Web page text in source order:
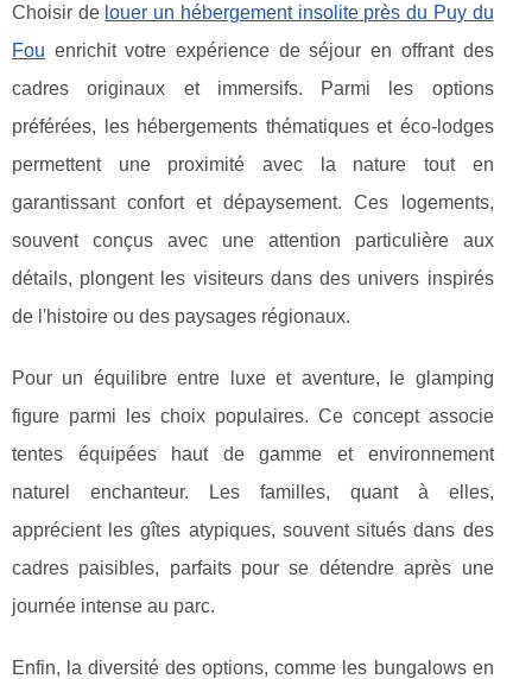
Choisir de louer un hébergement insolite près du Puy du
Fou enrichit votre expérience de séjour en offrant des
cadres originaux et immersifs.
Parmi les options
préférées, les hébergements thématiques et éco-lodges
permettent une proximité avec la nature tout en
garantissant confort et dépaysement. Ces logements,
souvent conçus avec une attention particulière aux
détails, plongent les visiteurs dans des univers inspirés
de l'histoire ou des paysages régionaux.
Pour un équilibre entre luxe et aventure, le glamping
figure parmi les choix populaires. Ce concept associe
tentes équipées haut de gamme et environnement
naturel enchanteur. Les familles, quant à elles,
apprécient les gîtes atypiques, souvent situés dans des
cadres paisibles, parfaits pour se détendre après une
journée intense au parc.
Enfin, la diversité des options, comme les bungalows en